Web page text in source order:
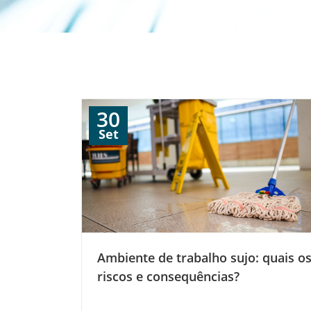
30
Set
Ambiente de trabalho sujo: quais os
riscos e consequências?